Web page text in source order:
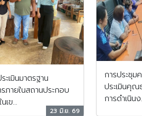
เมินมาตรฐาน
ภายในสถานประกอบ
เข...
23 มิ.ย. 69
การประชุม
ประเมินคุณ
การดำเนินง